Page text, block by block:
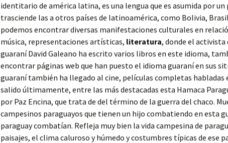
identitario de américa latina, es una lengua que es asumida por un
trasciende las a otros países de latinoamérica, como Bolivia,
podemos encontrar diversas manifestaciones culturales en
música, representaciones artísticas, literatura, donde el activista
guaraní David Galeano ha escrito varios libros en este idioma,
encontrar páginas web que han puesto el idioma guaraní en sus
guaraní también ha llegado al cine, películas completas habladas
salido últimamente, entre las más destacadas esta Hamaca
por Paz Encina, que trata de del término de la guerra del chaco.
campesinos paraguayos que tienen un hijo combatiendo en esta
paraguay combatían. Refleja muy bien la vida campesina de
paisajes, el clima caluroso y húmedo y costumbres típicas de ese